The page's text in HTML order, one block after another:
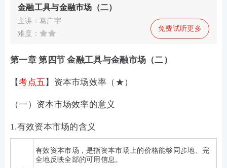
金融工具与金融市场（二）
主讲：葛广宇
难度：
免费试听更多
第一章 第四节 金融工具与金融市场（二）
【考点五 】资本市场效率（★）
（一）资本市场效率的意义
1.有效资本市场的含义
有效资本市场，是指资本市场上的价格能够同步地、完
全地反映全部的可用信息。